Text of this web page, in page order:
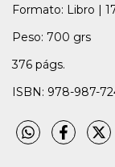
Formato: Libro |
Peso: 700 grs
376 págs.
ISBN: 978-987-